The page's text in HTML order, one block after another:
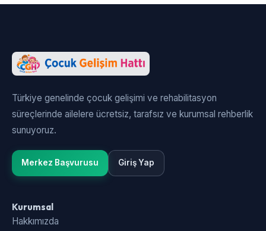
Türkiye genelinde çocuk gelişimi ve rehabilitasyon
süreçlerinde ailelere ücretsiz, tarafsız ve kurumsal rehberlik
sunuyoruz.
Merkez Başvurusu Giriş Yap
Kurumsal
Hakkımızda